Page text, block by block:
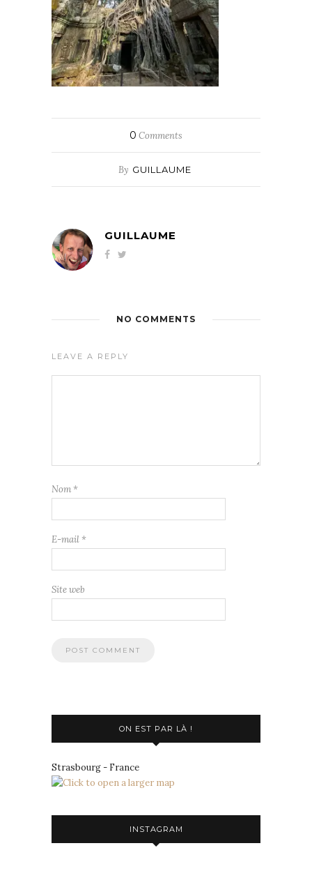
0 Comments
By GUILLAUME
GUILLAUME
NO COMMENTS
LEAVE A REPLY
Nom *
E-mail *
Site web
ON EST PAR LÀ !
Strasbourg - France
INSTAGRAM